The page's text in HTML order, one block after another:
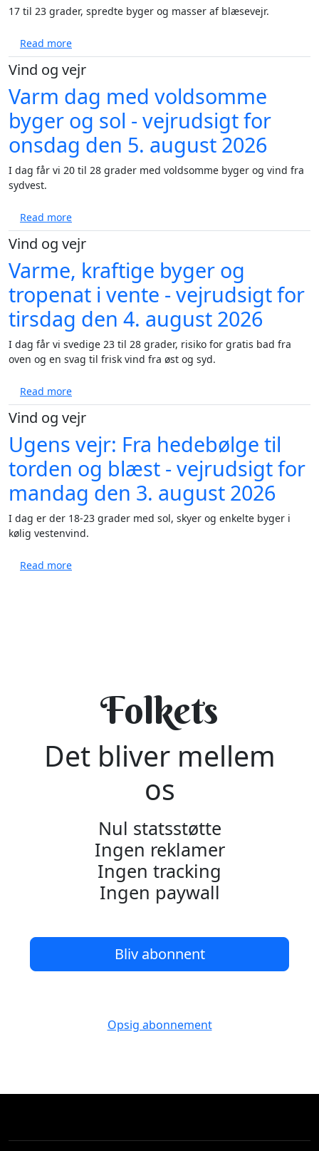
17 til 23 grader, spredte byger og masser af blæsevejr.
Read moreabout Blæst, byger og 17 til 23 grader - vejrudsigt
Vind og vejr
Varm dag med voldsomme
byger og sol - vejrudsigt for
onsdag den 5. august 2026
I dag får vi 20 til 28 grader med voldsomme byger og vind fra
sydvest.
Read moreabout Varm dag med voldsomme byger og sol -
Vind og vejr
Varme, kraftige byger og
tropenat i vente - vejrudsigt for
tirsdag den 4. august 2026
I dag får vi svedige 23 til 28 grader, risiko for gratis bad fra
oven og en svag til frisk vind fra øst og syd.
Read moreabout Varme, kraftige byger og tropenat i vente -
Vind og vejr
Ugens vejr: Fra hedebølge til
torden og blæst - vejrudsigt for
mandag den 3. august 2026
I dag er der 18-23 grader med sol, skyer og enkelte byger i
kølig vestenvind.
Read moreabout Ugens vejr: Fra hedebølge til torden og
Folkets
Det bliver mellem
os
Nul statsstøtte
Ingen reklamer
Ingen tracking
Ingen paywall
Bliv abonnent
Opsig abonnement